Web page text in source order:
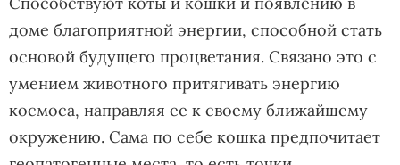
доме благоприятной энергии, способной стать
основой будущего процветания. Связано это с
умением животного притягивать энергию
космоса, направляя ее к своему ближайшему
окружению. Сама по себе кошка предпочитает